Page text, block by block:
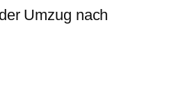
Umzug nach